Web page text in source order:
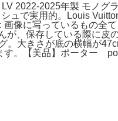
2022-2025年製 モノグ
ュで実用的。Louis
像に写っているもの全
、保存している際に皮
大きさが底の横幅が
【美品】ポーター